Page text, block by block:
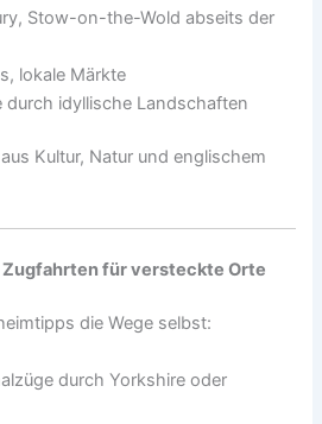
Stow-on-the-Wold abseits der
lokale Märkte
durch idyllische Landschaften
Kultur, Natur und englischem
für versteckte Orte
die Wege selbst:
durch Yorkshire oder